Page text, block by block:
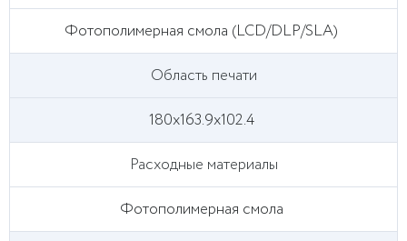
Фотополимерная смола (LCD/DLP/SLA)
Область печати
180x163.9x102.4
Расходные материалы
Фотополимерная смола